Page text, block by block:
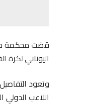
قضت محكمة
اليوناني لكرة
وتعود
اللاعب